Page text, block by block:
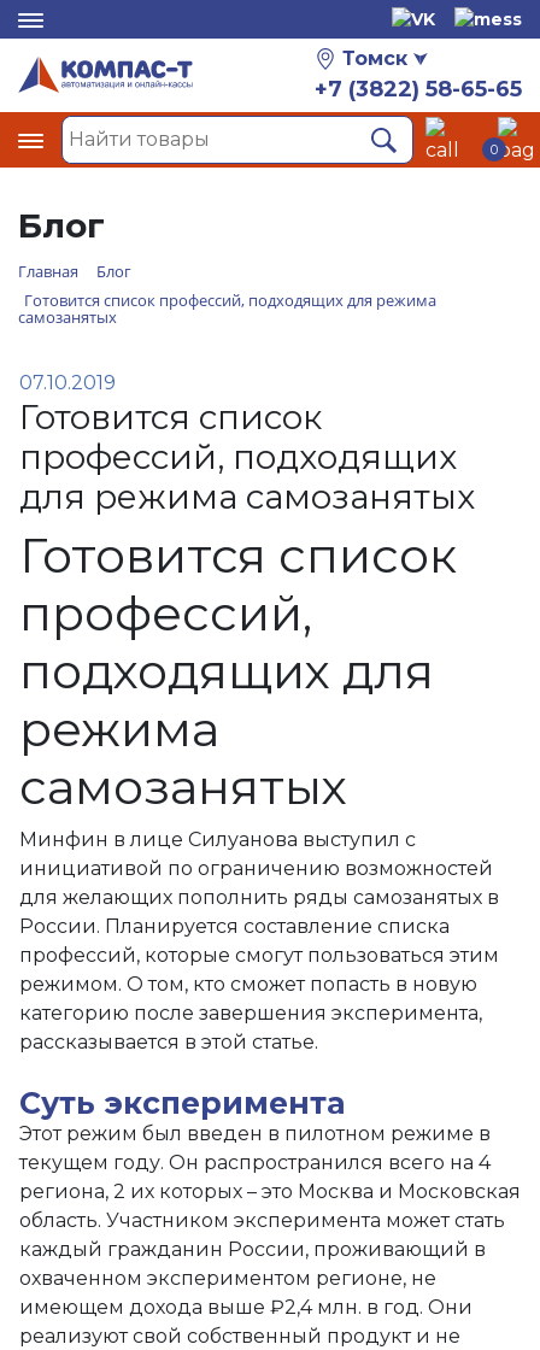
Томск
+7 (3822) 58-65-65
0
Блог
Главная
Блог
Готовится список профессий, подходящих для режима
самозанятых
07.10.2019
Готовится список
профессий, подходящих
для режима самозанятых
Готовится список
профессий,
подходящих для
режима
самозанятых
Минфин в лице Силуанова выступил с
инициативой по ограничению возможностей
для желающих пополнить ряды самозанятых в
России. Планируется составление списка
профессий, которые смогут пользоваться этим
режимом. О том, кто сможет попасть в новую
категорию после завершения эксперимента,
рассказывается в этой статье.
Суть эксперимента
Этот режим был введен в пилотном режиме в
текущем году. Он распространился всего на 4
региона, 2 их которых – это Москва и Московская
область. Участником эксперимента может стать
каждый гражданин России, проживающий в
охваченном экспериментом регионе, не
имеющем дохода выше ₽2,4 млн. в год. Они
реализуют свой собственный продукт и не